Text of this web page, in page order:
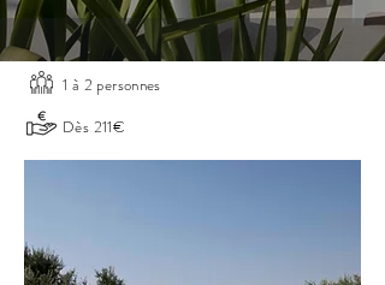
1 à 2 personnes
Dès 211€